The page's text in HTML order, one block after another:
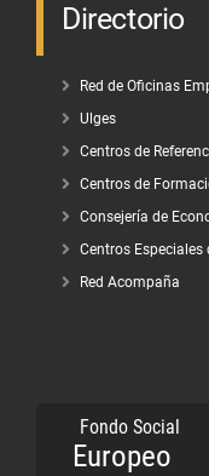
Directorio
Red de Oficinas
Ulges
Centros de
Centros de
Consejería de
Centros Especiales
Red Acompaña
Fondo Social
Europeo